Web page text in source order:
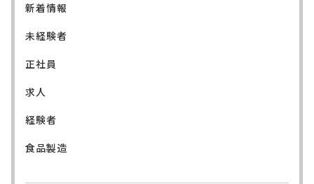
新着情報
未経験者
正社員
求人
経験者
食品製造